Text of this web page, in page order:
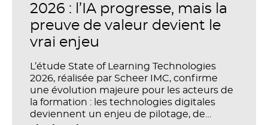
2026 : l’IA progresse, mais la
preuve de valeur devient le
vrai enjeu
L’étude State of Learning Technologies
2026, réalisée par Scheer IMC, confirme
une évolution majeure pour les acteurs de
la formation : les technologies digitales
deviennent un enjeu de pilotage, de